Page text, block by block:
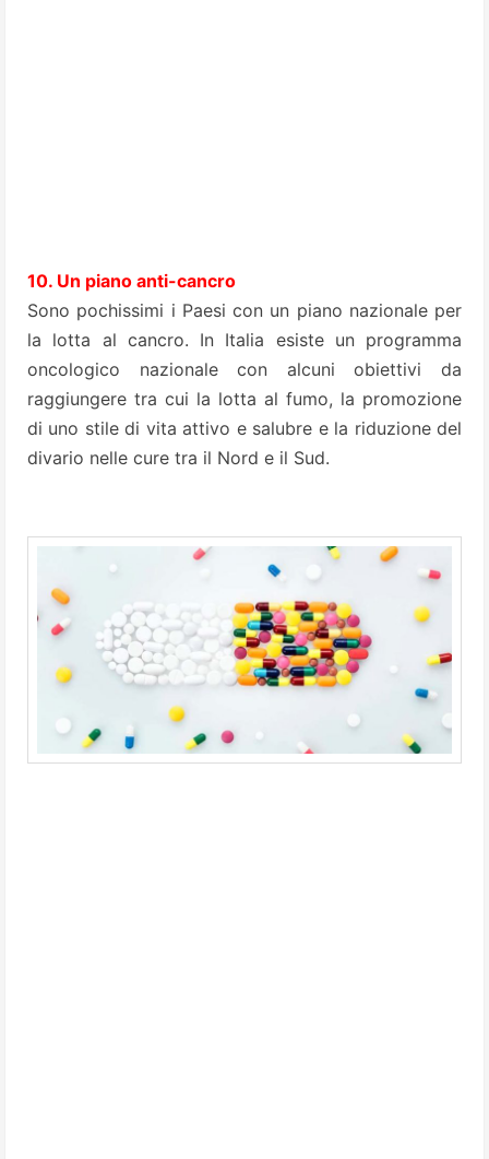
10. Un piano anti-cancro
Sono pochissimi i Paesi con un piano nazionale per
la lotta al cancro. In Italia esiste un programma
oncologico nazionale con alcuni obiettivi da
raggiungere tra cui la lotta al fumo, la promozione
di uno stile di vita attivo e salubre e la riduzione del
divario nelle cure tra il Nord e il Sud.